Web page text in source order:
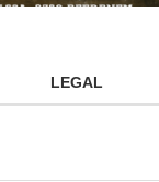
LEGAL